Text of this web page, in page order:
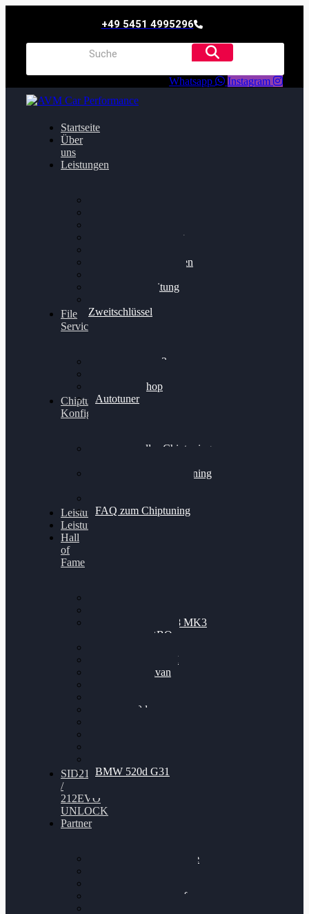
+49 5451 4995296
Whatsapp Instagram
Startseite
Über
uns
Leistungen
Getriebeoptimierung
Bremsscheiben planen
Felgenaufbereitung
Zweitschlüssel
File
Service
Alientech Kess3
Alientech Shop
Autotuner
Chiptuning
Konfigurator
Professionelles Chiptuning
Professionelles Chiptuning
FAQ zum Chiptuning
Leistungsmessung
Leistungsprüfstand
Hall
of
Fame
Nissan GT-R35 3.8 MK3
V6 TWINTURBO
VW Passat 2.0TDI
VW T6 Multivan
BMW 120d
BMW 520d G31
SID212
/
212EVO
UNLOCK
Partner
Bilgenroth Performance
Chiptuning Schüttorf